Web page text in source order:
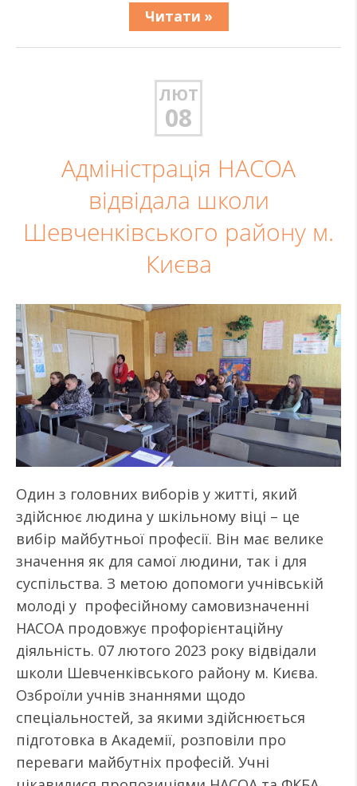
Читати »
ЛЮТ
08
Адміністрація НАСОА
відвідала школи
Шевченківського району м.
Києва
Один з головних виборів у житті, який
здійснює людина у шкільному віці – це
вибір майбутньої професії. Він має велике
значення як для самої людини, так і для
суспільства. З метою допомоги учнівській
молоді у професійному самовизначенні
НАСОА продовжує профорієнтаційну
діяльність. 07 лютого 2023 року відвідали
школи Шевченківського району м. Києва.
Озброїли учнів знаннями щодо
спеціальностей, за якими здійснюється
підготовка в Академії, розповіли про
переваги майбутніх професій. Учні